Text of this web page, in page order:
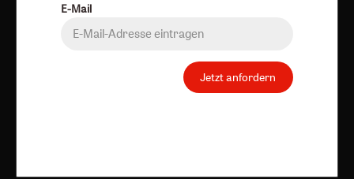
E-Mail
Jetzt anfordern